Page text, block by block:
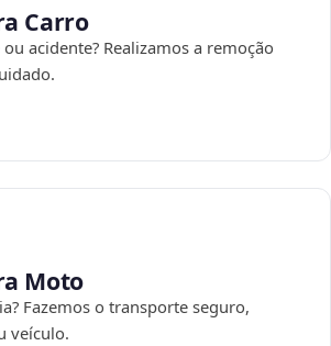
Carro
acidente? Realizamos a remoção
Moto
Fazemos o transporte seguro,
veículo.